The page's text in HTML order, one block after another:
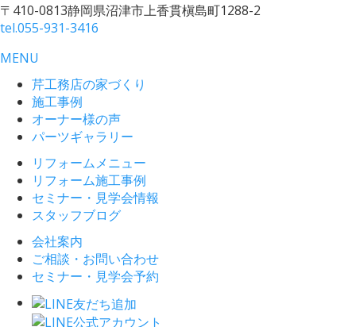
〒410-0813静岡県沼津市上香貫槇島町1288-2
tel.055-931-3416
MENU
芹工務店の家づくり
施工事例
オーナー様の声
パーツギャラリー
リフォームメニュー
リフォーム施工事例
セミナー・見学会情報
スタッフブログ
会社案内
ご相談・お問い合わせ
セミナー・見学会予約